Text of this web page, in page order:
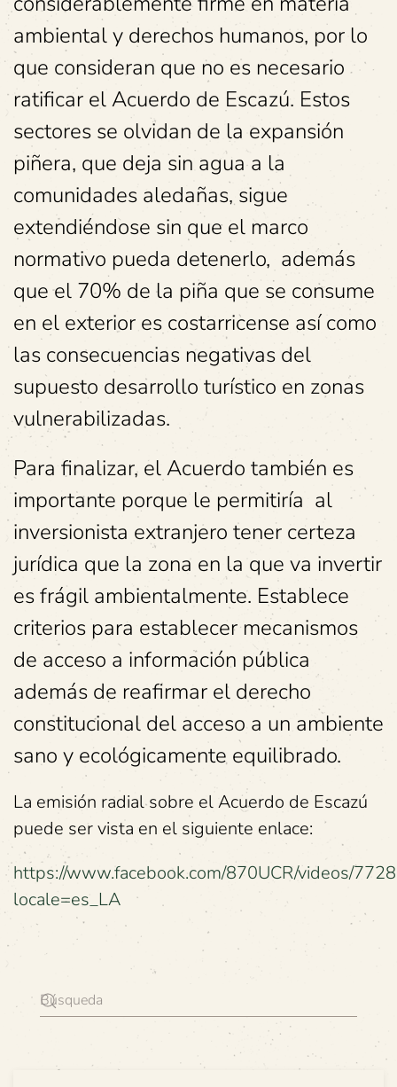
ambiental y derechos humanos, por lo
que consideran que no es necesario
ratificar el Acuerdo de Escazú. Estos
sectores se olvidan de la expansión
piñera, que deja sin agua a la
comunidades aledañas, sigue
extendiéndose sin que el marco
normativo pueda detenerlo, además
que el 70% de la piña que se consume
en el exterior es costarricense así como
las consecuencias negativas del
supuesto desarrollo turístico en zonas
vulnerabilizadas.
Para finalizar, el Acuerdo también es
importante porque le permitiría al
inversionista extranjero tener certeza
jurídica que la zona en la que va invertir
es frágil ambientalmente. Establece
criterios para establecer mecanismos
de acceso a información pública
además de reafirmar el derecho
constitucional del acceso a un ambiente
sano y ecológicamente equilibrado.
La emisión radial sobre el Acuerdo de Escazú
puede ser vista en el siguiente enlace:
https://www.facebook.com/870UCR/videos/
locale=es_LA